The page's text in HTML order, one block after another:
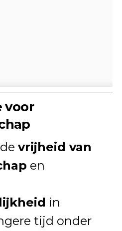
voor
vrijheid van
en
in
tijd onder